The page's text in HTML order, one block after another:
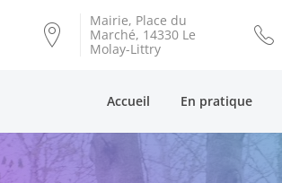
Mairie, Place du
Marché, 14330 Le
Molay-Littry
Accueil En pratique